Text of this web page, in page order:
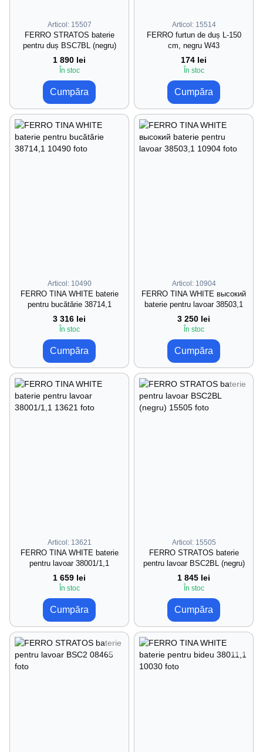
Articol: 15507
FERRO STRATOS baterie
pentru duș BSC7BL (negru)
1 890 lei
În stoc
Cumpăra
Articol: 15514
FERRO furtun de duș L-150
cm, negru W43
174 lei
În stoc
Cumpăra
Articol: 10490
FERRO TINA WHITE baterie
pentru bucătărie 38714,1
3 316 lei
În stoc
Cumpăra
Articol: 10904
FERRO TINA WHITE высокий
baterie pentru lavoar 38503,1
3 250 lei
În stoc
Cumpăra
Articol: 13621
FERRO TINA WHITE baterie
pentru lavoar 38001/1,1
1 659 lei
În stoc
Cumpăra
Articol: 15505
FERRO STRATOS baterie
pentru lavoar BSC2BL (negru)
1 845 lei
În stoc
Cumpăra